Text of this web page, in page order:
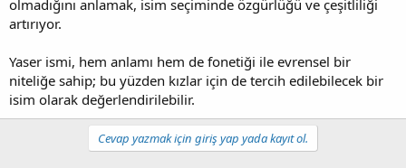
olmadığını anlamak, isim seçiminde özgürlüğü ve çeşitliliği
artırıyor.
Yaser ismi, hem anlamı hem de fonetiği ile evrensel bir
niteliğe sahip; bu yüzden kızlar için de tercih edilebilecek bir
isim olarak değerlendirilebilir.
Cevap yazmak için giriş yap yada kayıt ol.